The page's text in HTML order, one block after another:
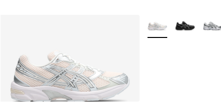
Weitere Farben